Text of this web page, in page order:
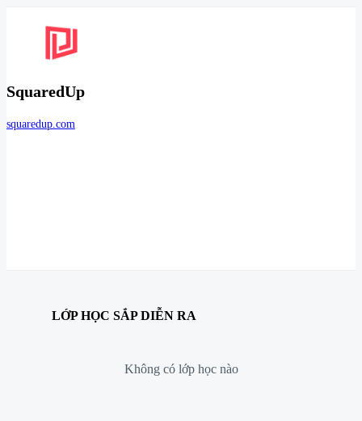
SquaredUp
squaredup.com
LỚP HỌC SẮP DIỄN RA
Không có lớp học nào